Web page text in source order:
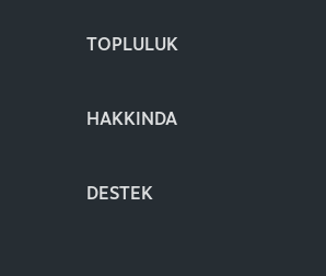
TOPLULUK
HAKKINDA
DESTEK